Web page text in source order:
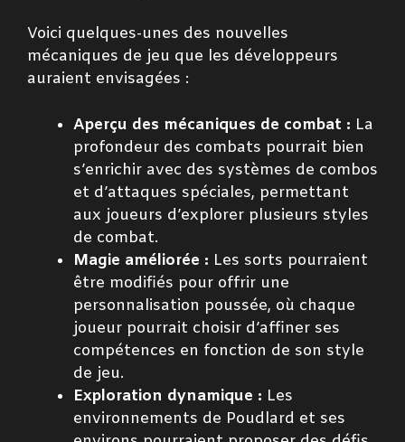
Voici quelques-unes des nouvelles
mécaniques de jeu que les développeurs
auraient envisagées :
Aperçu des mécaniques de combat : La
profondeur des combats pourrait bien
s’enrichir avec des systèmes de combos
et d’attaques spéciales, permettant
aux joueurs d’explorer plusieurs styles
de combat.
Magie améliorée : Les sorts pourraient
être modifiés pour offrir une
personnalisation poussée, où chaque
joueur pourrait choisir d’affiner ses
compétences en fonction de son style
de jeu.
Exploration dynamique : Les
environnements de Poudlard et ses